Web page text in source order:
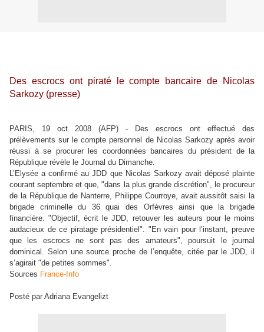
Des escrocs ont piraté le compte bancaire de Nicolas
Sarkozy (presse)
PARIS, 19 oct 2008 (AFP) - Des escrocs ont effectué des
prélèvements sur le compte personnel de Nicolas Sarkozy après avoir
réussi à se procurer les coordonnées bancaires du président de la
République révèle le Journal du Dimanche.
L’Elysée a confirmé au JDD que Nicolas Sarkozy avait déposé plainte
courant septembre et que, "dans la plus grande discrétion", le procureur
de la République de Nanterre, Philippe Courroye, avait aussitôt saisi la
brigade criminelle du 36 quai des Orfèvres ainsi que la brigade
financière. "Objectif, écrit le JDD, retouver les auteurs pour le moins
audacieux de ce piratage présidentiel". "En vain pour l’instant, preuve
que les escrocs ne sont pas des amateurs", poursuit le journal
dominical. Selon une source proche de l’enquête, citée par le JDD, il
s’agirait "de petites sommes".
Sources France-Info
Posté par Adriana Evangelizt